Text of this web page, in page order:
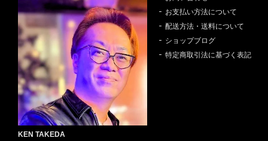
KEN TAKEDA
お支払い方法について
配送方法・送料について
ショップブログ
特定商取引法に基づく表記